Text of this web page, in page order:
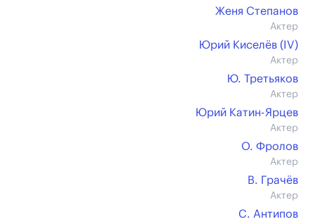
Женя Степанов
Актер
Юрий Киселёв (IV)
Актер
Ю. Третьяков
Актер
Юрий Катин-Ярцев
Актер
О. Фролов
Актер
В. Грачёв
Актер
С. Антипов